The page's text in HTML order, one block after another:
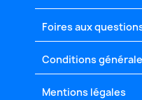
Foires aux
Conditions
Mentions légales